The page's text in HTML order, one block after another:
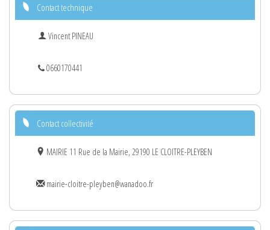
Contact technique
Vincent PINEAU
0660170441
Contact collectivité
MAIRIE 11 Rue de la Mairie, 29190 LE CLOITRE-PLEYBEN
mairie-cloitre-pleyben@wanadoo.fr